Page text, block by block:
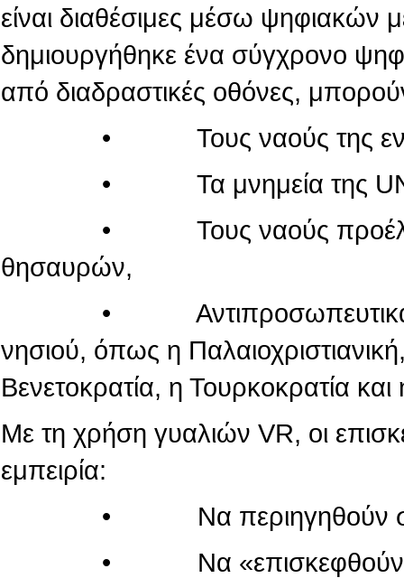
είναι διαθέσιμες μέσω
δημιουργήθηκε ένα σύγχρονο
από διαδραστικές οθόνες,
• Τους ναούς της εντός
• Τα μνημεία της
• Τους ναούς
θησαυρών,
• Αντιπροσωπευτικά
νησιού, όπως η
Βενετοκρατία, η Τουρκοκρατία
Με τη χρήση γυαλιών VR, οι
εμπειρία:
• Να περιηγηθούν στον
• Να «επισκεφθούν» τον